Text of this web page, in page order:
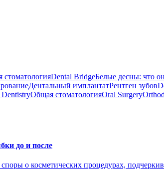
стоматологияDental BridgeБелые десны: что
Дентальный имплантатРентген зубов
DentistryОбщая стоматологияOral Surgery
до и после
о косметических процедурах,